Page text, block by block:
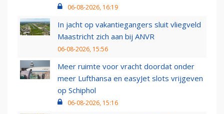
06-08-2026, 16:19
In jacht op vakantiegangers sluit vliegveld
Maastricht zich aan bij ANVR
06-08-2026, 15:56
Meer ruimte voor vracht doordat onder
meer Lufthansa en easyJet slots vrijgeven
op Schiphol
06-08-2026, 15:16